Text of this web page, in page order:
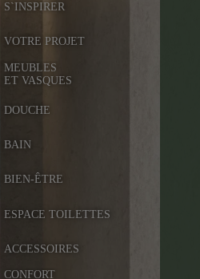
S`INSPIRER
VOTRE PROJET
MEUBLES
ET VASQUES
DOUCHE
BAIN
BIEN-ÊTRE
ESPACE TOILETTES
ACCESSOIRES
CONFORT